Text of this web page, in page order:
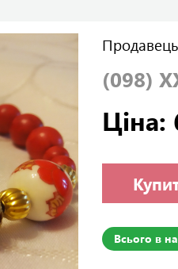
(098)
Ціна:
Всього в